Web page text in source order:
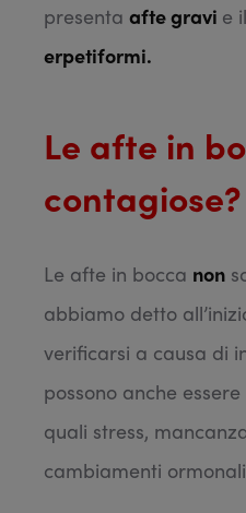
presenta afte gravi e
erpetiformi.
Le afte in
contagiose?
Le afte in bocca non
abbiamo detto
verificarsi a causa di
possono anche
quali stress,
cambiamenti